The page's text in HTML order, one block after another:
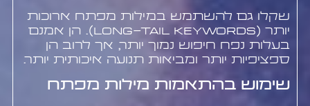
שקלו גם להשתמש במילות מפתח ארוכות
יותר (long-tail keywords). הן אמנם
בעלות נפח חיפוש נמוך יותר, אך לרוב הן
ספציפיות יותר ומביאות תנועה איכותית יותר.
שימוש בהתאמות מילות מפתח